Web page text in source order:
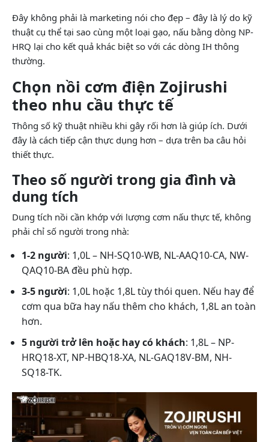
Đây không phải là marketing nói cho đẹp – đây là lý do kỹ
thuật cụ thể tại sao cùng một loại gạo, nấu bằng dòng NP-
HRQ lại cho kết quả khác biệt so với các dòng IH thông
thường.
Chọn nồi cơm điện Zojirushi
theo nhu cầu thực tế
Thông số kỹ thuật nhiều khi gây rối hơn là giúp ích. Dưới
đây là cách tiếp cận thực dụng hơn – dựa trên ba câu hỏi
thiết thực.
Theo số người trong gia đình và
dung tích
Dung tích nồi cần khớp với lượng cơm nấu thực tế, không
phải chỉ số người trong nhà:
1-2 người: 1,0L – NH-SQ10-WB, NL-AAQ10-CA, NW-
QAQ10-BA đều phù hợp.
3-5 người: 1,0L hoặc 1,8L tùy thói quen. Nếu hay để
cơm qua bữa hay nấu thêm cho khách, 1,8L an toàn
hơn.
5 người trở lên hoặc hay có khách: 1,8L – NP-
HRQ18-XT, NP-HBQ18-XA, NL-GAQ18V-BM, NH-
SQ18-TK.